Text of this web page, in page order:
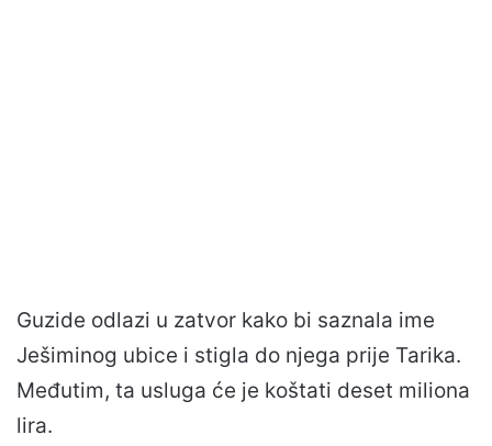
Guzide odlazi u zatvor kako bi saznala ime
Ješiminog ubice i stigla do njega prije Tarika.
Međutim, ta usluga će je koštati deset miliona
lira.